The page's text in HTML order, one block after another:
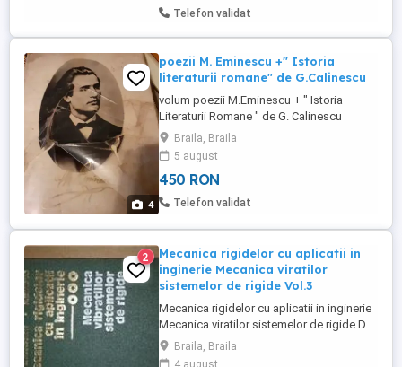
Judith Michael(2 vulome) Conspiratia de
Telefon validat
4
poezii M. Eminescu +" Istoria
literaturii romane" de G.Calinescu
volum poezii M.Eminescu + " Istoria
Literaturii Romane " de G. Calinescu
Dictionarul limbii romane moderne "
Istoria romanilor din cele mai vechi timpuri
pana azi " de Ct. Giurescu pentru
cunoscatori toate la 450 ron nu trimit prin
curier, posta
Braila, Braila
5 august
450 RON
Telefon validat
2
Mecanica rigidelor cu aplicatii in
inginerie Mecanica viratilor
sistemelor de rigide Vol.3
Mecanica rigidelor cu aplicatii in inginerie
Mecanica viratilor sistemelor de rigide D.
MANGERON, N. IRIMICIUC Editura tehnica
Exclusiv Braila
Braila, Braila
4 august